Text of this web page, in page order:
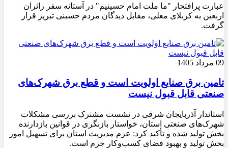
عبارت پرافتخار "ما ملت امام حسینیم" در آستانه سفر زائران
اربعین به کربلای معلی، مقابل دیدگان مردم حسینی تبریز قرار
گرفت.
09 مرداد 1405
تامین برق صنایع اولویت است و قطع برق شهرک‌های
صنعتی قابل قبول نیست
استاندار آذربایجان شرقی در نشست مشترک بررسی مشکلات
شهرک‌های صنعتی استان، خواستار بازنگری در قوانین بازدارنده
بخش تولید شده و تأکید کرد: عزم مدیریت استان برای تسهیل امور
بخش تولید و بهبود فضای کسب‌وکار جزم است.